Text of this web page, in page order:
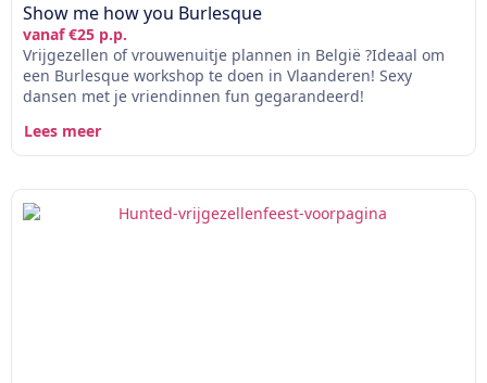
Show me how you Burlesque
vanaf €25 p.p.
Vrijgezellen of vrouwenuitje plannen in België ?Ideaal om
een Burlesque workshop te doen in Vlaanderen! Sexy
dansen met je vriendinnen fun gegarandeerd!
Lees meer